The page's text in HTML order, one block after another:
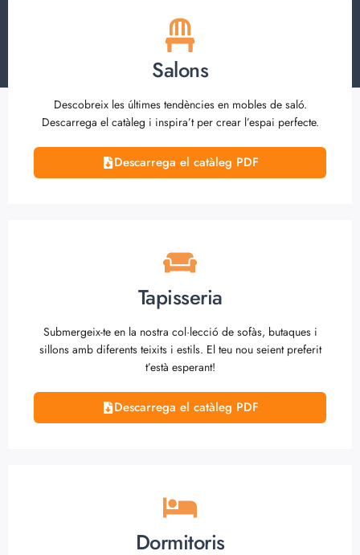
Salons
Descobreix les últimes tendències en mobles de saló.
Descarrega el catàleg i inspira’t per crear l’espai perfecte.
Descarrega el catàleg PDF
Tapisseria
Submergeix-te en la nostra col·lecció de sofàs, butaques i
sillons amb diferents teixits i estils. El teu nou seient preferit
t’està esperant!
Descarrega el catàleg PDF
Dormitoris